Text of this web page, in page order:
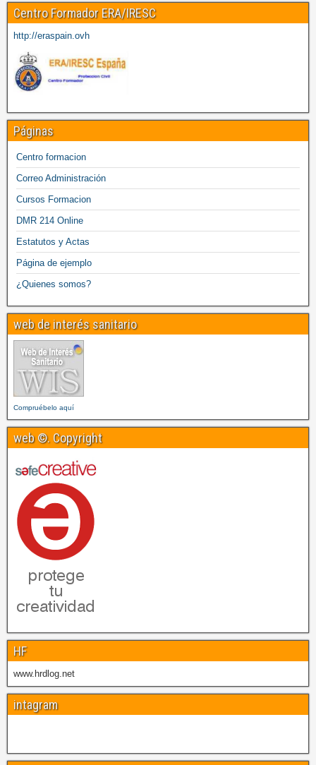
Centro Formador ERA/IRESC
http://eraspain.ovh
Páginas
Centro formacion
Correo Administración
Cursos Formacion
DMR 214 Online
Estatutos y Actas
Página de ejemplo
¿Quienes somos?
web de interés sanitario
Compruébelo aquí
web ©. Copyright
HF
www.hrdlog.net
intagram